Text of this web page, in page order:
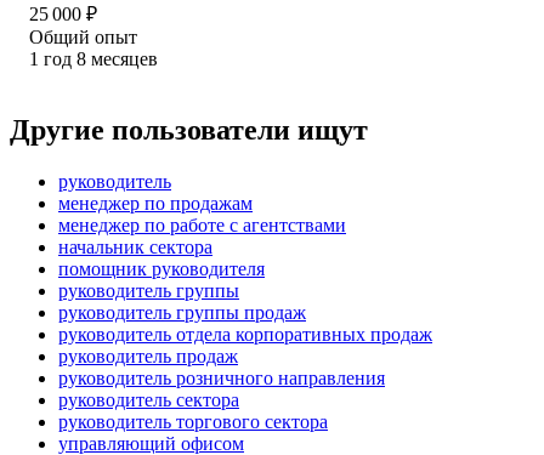
25 000 ₽
Общий опыт
1 год 8 месяцев
Другие пользователи ищут
руководитель
менеджер по продажам
менеджер по работе с агентствами
начальник сектора
помощник руководителя
руководитель группы
руководитель группы продаж
руководитель отдела корпоративных продаж
руководитель продаж
руководитель розничного направления
руководитель сектора
руководитель торгового сектора
управляющий офисом